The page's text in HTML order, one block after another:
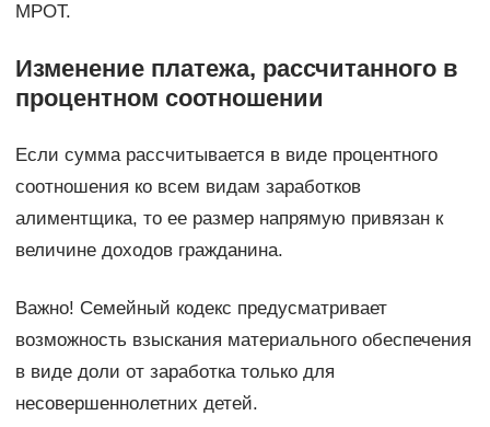
МРОТ.
Изменение платежа, рассчитанного в
процентном соотношении
Если сумма рассчитывается в виде процентного
соотношения ко всем видам заработков
алиментщика, то ее размер напрямую привязан к
величине доходов гражданина.
Важно! Семейный кодекс предусматривает
возможность взыскания материального обеспечения
в виде доли от заработка только для
несовершеннолетних детей.